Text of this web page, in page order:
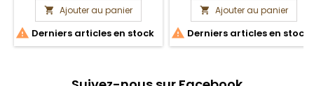
 Ajouter au panier
 Derniers articles en stock
 Ajouter au panier
 Derniers articles en stock